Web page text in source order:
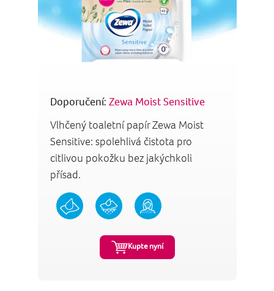
Doporučení: Zewa Moist Sensitive
Vlhčený toaletní papír Zewa Moist
Sensitive: spolehlivá čistota pro
citlivou pokožku bez jakýchkoli
přísad.
Kupte nyní